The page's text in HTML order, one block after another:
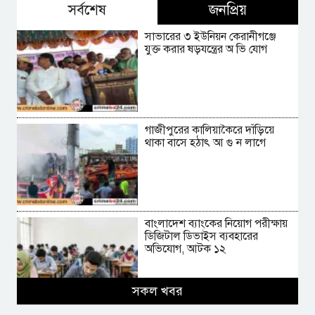
সর্বশেষ জনপ্রিয়
সাভারের ৩ ইউনিয়ন কেরানীগঞ্জে
যুক্ত করার ষড়যন্ত্রের অ ভি যোগ
গাজীপুরের কালিয়াকৈরে দাঁড়িয়ে
থাকা বাসে হঠাৎ আ গু ন লাগে
বাংলাদেশ ব্যাংকের নিয়োগ পরীক্ষায়
ডিজিটাল ডিভাইস ব্যবহারের
অভিযোগ, আটক ১২
সকল খবর